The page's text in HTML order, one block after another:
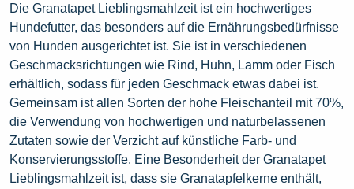
Die Granatapet Lieblingsmahlzeit ist ein hochwertiges
Hundefutter, das besonders auf die Ernährungsbedürfnisse
von Hunden ausgerichtet ist. Sie ist in verschiedenen
Geschmacksrichtungen wie Rind, Huhn, Lamm oder Fisch
erhältlich, sodass für jeden Geschmack etwas dabei ist.
Gemeinsam ist allen Sorten der hohe Fleischanteil mit 70%,
die Verwendung von hochwertigen und naturbelassenen
Zutaten sowie der Verzicht auf künstliche Farb- und
Konservierungsstoffe. Eine Besonderheit der Granatapet
Lieblingsmahlzeit ist, dass sie Granatapfelkerne enthält,